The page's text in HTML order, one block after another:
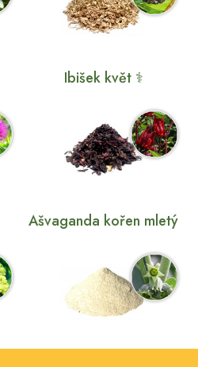
Ibišek květ ⚕
Ašvaganda kořen mletý